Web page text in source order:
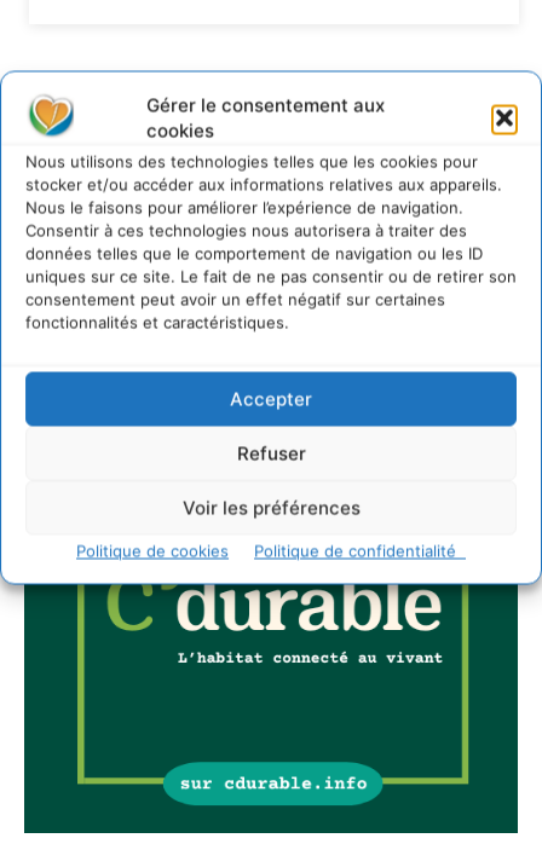
Gérer le consentement aux
cookies
Nous utilisons des technologies telles que les cookies pour
stocker et/ou accéder aux informations relatives aux appareils.
Nous le faisons pour améliorer l’expérience de navigation.
Consentir à ces technologies nous autorisera à traiter des
données telles que le comportement de navigation ou les ID
uniques sur ce site. Le fait de ne pas consentir ou de retirer son
consentement peut avoir un effet négatif sur certaines
fonctionnalités et caractéristiques.
Accepter
Refuser
Voir les préférences
Politique de cookies Politique de confidentialité
Newsletter
JE M'ABONNE